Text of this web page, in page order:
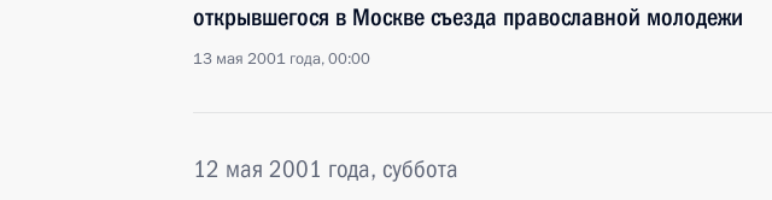
открывшегося в Москве съезда православной молодежи
13 мая 2001 года, 00:00
12 мая 2001 года, суббота